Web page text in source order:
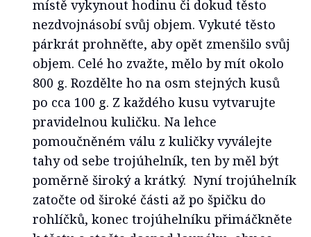
místě vykynout hodinu či dokud těsto
nezdvojnásobí svůj objem. Vykuté těsto
párkrát prohněťte, aby opět zmenšilo svůj
objem. Celé ho zvažte, mělo by mít okolo
800 g. Rozdělte ho na osm stejných kusů
po cca 100 g. Z každého kusu vytvarujte
pravidelnou kuličku. Na lehce
pomoučněném válu z kuličky vyválejte
tahy od sebe trojúhelník, ten by měl být
poměrně široký a krátký. Nyní trojúhelník
zatočte od široké části až po špičku do
rohlíčků, konec trojúhelníku přimáčkněte